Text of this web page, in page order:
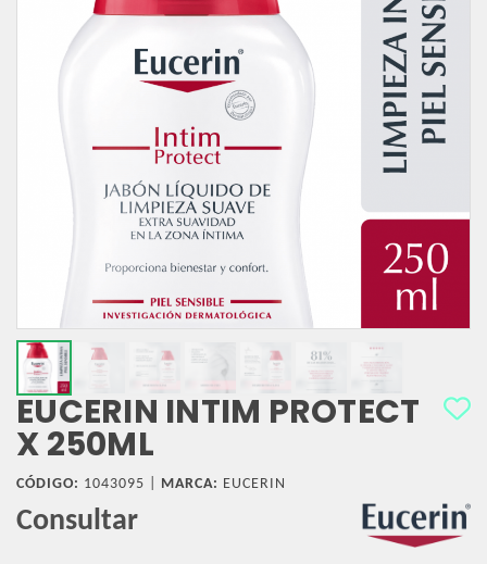
EUCERIN INTIM PROTECT
X 250ML
CÓDIGO: 1043095 | MARCA: EUCERIN
Consultar